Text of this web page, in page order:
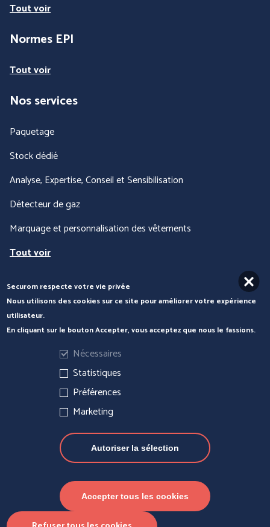
Tout voir
Normes EPI
Tout voir
Nos services
Paquetage
Stock dédié
Analyse, Expertise, Conseil et Sensibilisation
Détecteur de gaz
Marquage et personnalisation des vêtements
Tout voir
Nous contacter
Actualités
Gérer les cookies
© Securom 2022
Securom respecte votre vie privée
Nous utilisons des cookies sur ce site pour améliorer votre expérience
utilisateur.
En cliquant sur le bouton Accepter, vous acceptez que nous le fassions.
Nécessaires
Statistiques
Préférences
Marketing
Autoriser la sélection
Accepter tous les cookies